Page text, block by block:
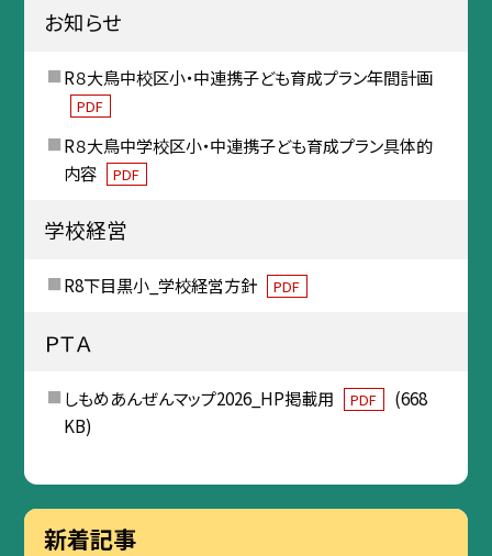
お知らせ
R８大鳥中校区小・中連携子ども育成プラン年間計画
PDF
R８大鳥中学校区小・中連携子ども育成プラン具体的
内容
PDF
学校経営
R8下目黒小_学校経営方針 PDF
ＰＴＡ
しもめあんぜんマップ2026_HP掲載用 PDF
(668
KB)
新着記事